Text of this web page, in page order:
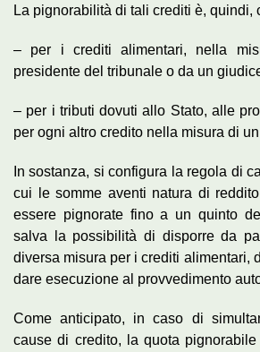
La pignorabilità di tali crediti è, quindi,
– per i crediti alimentari, nella
presidente del tribunale o da un
– per i tributi dovuti allo Stato, alle
per ogni altro credito nella misura di
In sostanza, si configura la regola di
cui le somme aventi natura di
essere pignorate fino a un quinto
salva la possibilità di disporre da
diversa misura per i crediti alimentari,
dare esecuzione al provvedimento
Come anticipato, in caso di
cause di credito, la quota